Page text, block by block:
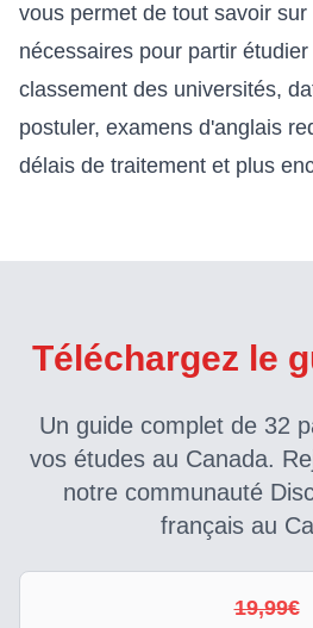
vous permet de tout savoir
nécessaires pour partir
classement des universités,
postuler, examens d'anglais
délais de traitement et plus
Téléchargez le
Un guide complet de 32
vos études au Canada.
notre communauté
français au
19,99€